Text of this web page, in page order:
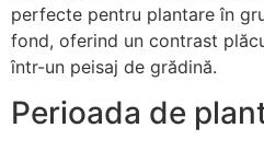
perfecte pentru plantare în
fond, oferind un contrast
într-un peisaj de grădină.
Perioada de